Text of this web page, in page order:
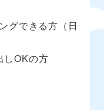
グできる方（日
しOKの方